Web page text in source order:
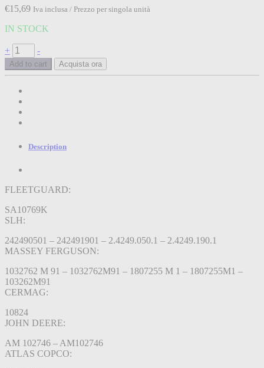
€15,69 Iva inclusa / Prezzo per singola unità
IN STOCK
FILTRO
ARIA
HIFI
quantità
+ -
Add to cart Acquista ora
Description
FLEETGUARD:
SA10769K
SLH:
242490501 – 242491901 – 2.4249.050.1 – 2.4249.190.1
MASSEY FERGUSON:
1032762 M 91 – 1032762M91 – 1807255 M 1 – 1807255M1 –
103262M91
CERMAG:
10824
JOHN DEERE:
AM 102746 – AM102746
ATLAS COPCO: